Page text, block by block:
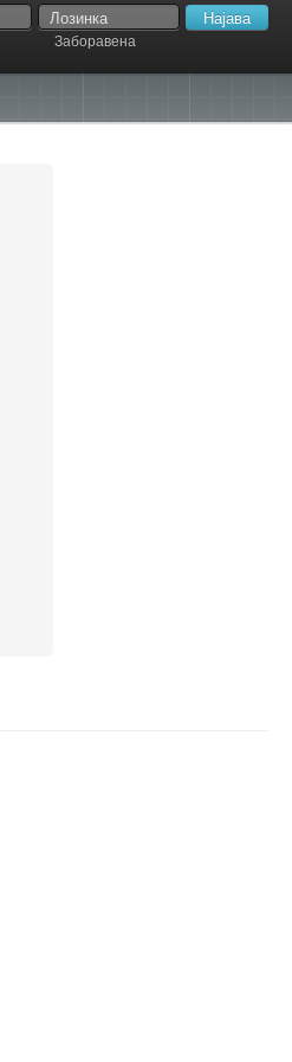
Заборавена